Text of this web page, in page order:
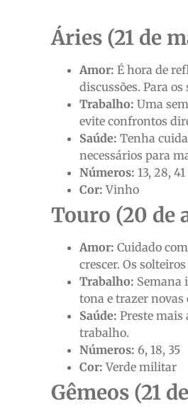
Áries (21 de
Amor: É hora de
discussões. Para
Trabalho: Uma
evite confrontos
Saúde: Tenha
necessários para
Números: 13, 28, 41
Cor: Vinho
Touro (20 de
Amor: Cuidado
crescer. Os
Trabalho: Semana
tona e trazer
Saúde: Preste mais
trabalho.
Números: 6, 18, 35
Cor: Verde militar
Gêmeos (21